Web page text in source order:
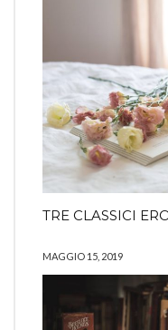
TRE CLASSICI
MAGGIO 15, 2019